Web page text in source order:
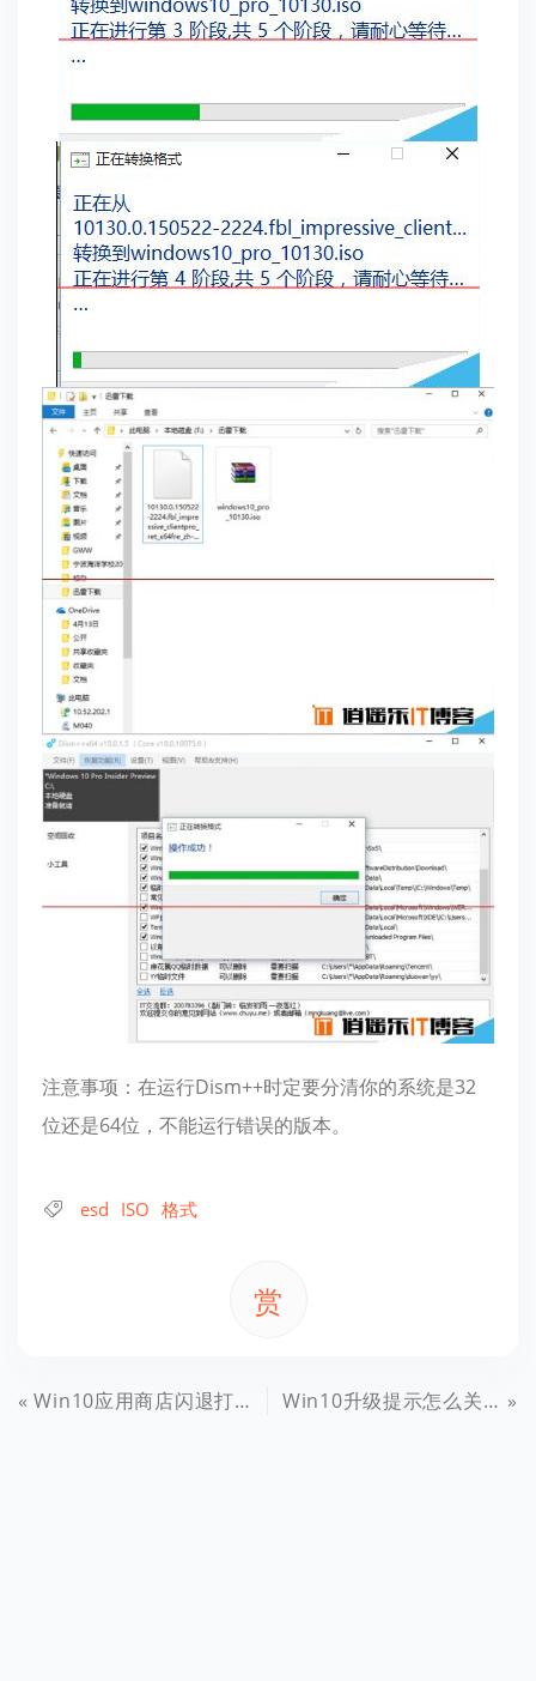
注意事项：在运行Dism++时定要分清你的系统是32
位还是64位，不能运行错误的版本。
esd ISO 格式
赏
Win10应用商店闪退打不开怎么办？解决小技巧 Win10升级提示怎么关闭 移除Win7/8.1升级Win10通知方法